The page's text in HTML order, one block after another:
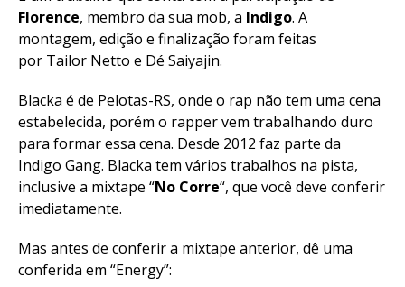
Florence, membro da sua mob, a Indigo. A
montagem, edição e finalização foram feitas
por Tailor Netto e Dé Saiyajin.
Blacka é de Pelotas-RS, onde o rap não tem uma cena
estabelecida, porém o rapper vem trabalhando duro
para formar essa cena. Desde 2012 faz parte da
Indigo Gang. Blacka tem vários trabalhos na pista,
inclusive a mixtape “No Corre“, que você deve conferir
imediatamente.
Mas antes de conferir a mixtape anterior, dê uma
conferida em “Energy”: